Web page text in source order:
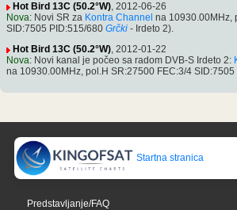
Hot Bird 13C (50.2°W), 2012-06-26
Nova: Novi SR za Kontra Channel na 10930.00MHz,
SID:7505 PID:515/680 Grčki - Irdeto 2).
Hot Bird 13C (50.2°W), 2012-01-22
Nova: Novi kanal je počeo sa radom DVB-S Irdeto 2:
na 10930.00MHz, pol.H SR:27500 FEC:3/4
Startna stranica
Predstavljanje/FAQ